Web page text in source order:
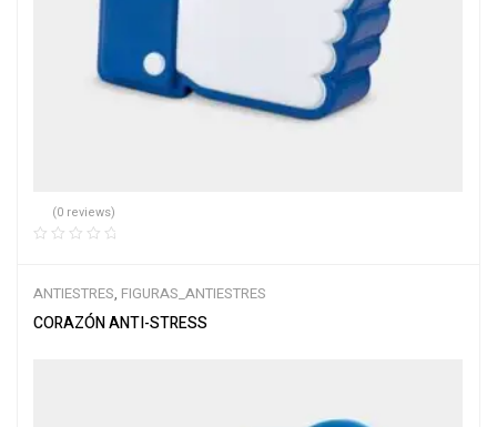
(0 reviews)
ANTIESTRES, FIGURAS_ANTIESTRES
CORAZÓN ANTI-STRESS